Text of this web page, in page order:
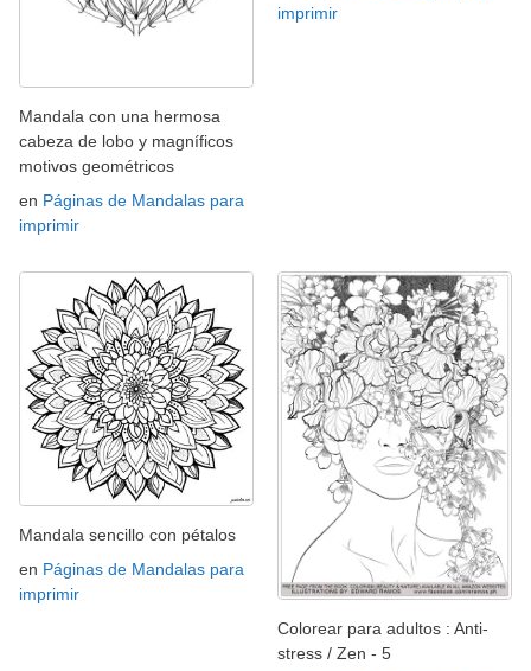
Mandala con una hermosa
cabeza de lobo y magníficos
motivos geométricos
en Páginas de Mandalas para
imprimir
imprimir
Mandala sencillo con pétalos
en Páginas de Mandalas para
imprimir
Colorear para adultos : Anti-
stress / Zen - 5